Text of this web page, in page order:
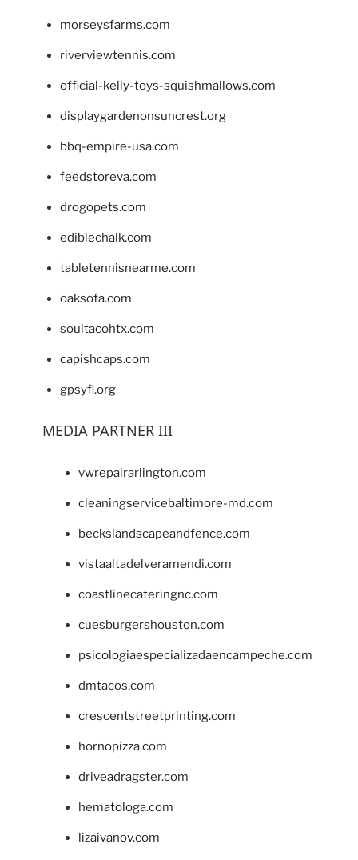
morseysfarms.com
riverviewtennis.com
official-kelly-toys-squishmallows.com
displaygardenonsuncrest.org
bbq-empire-usa.com
feedstoreva.com
drogopets.com
ediblechalk.com
tabletennisnearme.com
oaksofa.com
soultacohtx.com
capishcaps.com
gpsyfl.org
MEDIA PARTNER III
vwrepairarlington.com
cleaningservicebaltimore-md.com
beckslandscapeandfence.com
vistaaltadelveramendi.com
coastlinecateringnc.com
cuesburgershouston.com
psicologiaespecializadaencampeche.com
dmtacos.com
crescentstreetprinting.com
hornopizza.com
driveadragster.com
hematologa.com
lizaivanov.com